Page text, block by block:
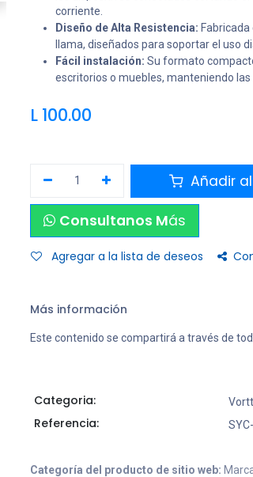
corriente.
Diseño de Alta Resistencia:
llama, diseñados para soportar el uso
Fácil instalación: Su formato
escritorios o muebles, manteniendo las
L 100.00
Añadir
Consultanos Más
Agregar a la lista de deseos
Más información
Este contenido se compartirá a través de
Categoria:
Referencia:
Categoría del producto de sitio web: